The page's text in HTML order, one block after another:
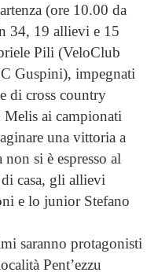
(ore 10.00 da
34, 19 allievi e 15
Pili (VeloClub
Guspini), impegnati
di cross country
Melis ai campionati
una vittoria a
si è espresso al
casa, gli allievi
e lo junior Stefano
saranno protagonisti
Pent’ezzu